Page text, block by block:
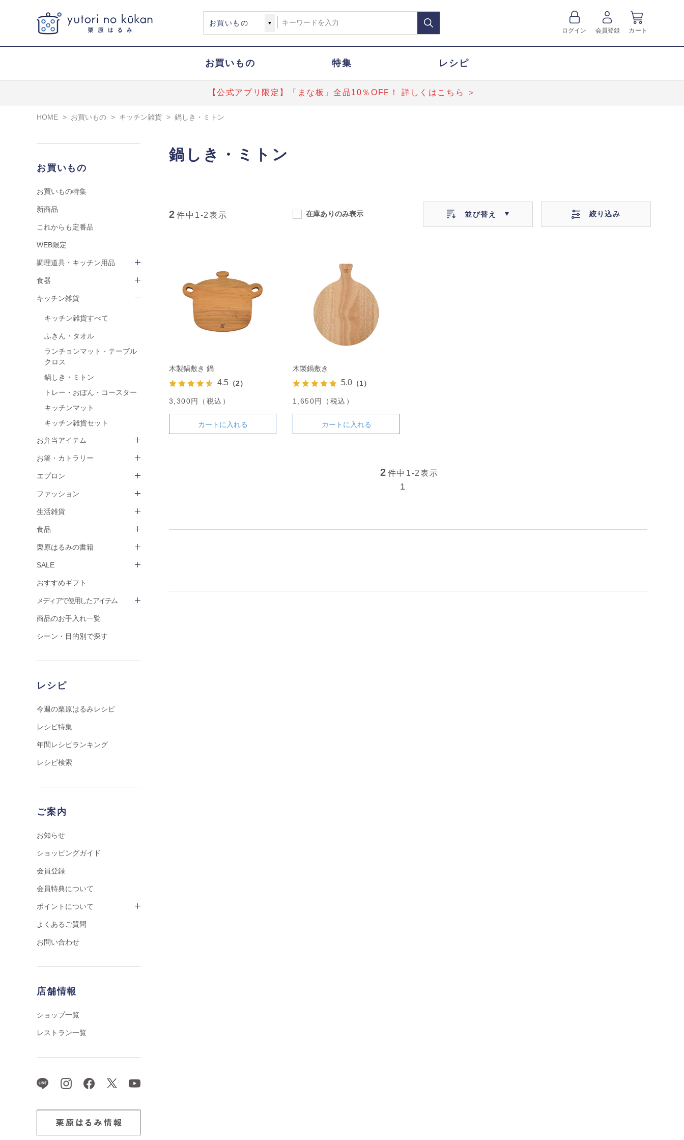
ログイン 会員登録 カート
お買いもの 特集 レシピ
【公式アプリ限定】「まな板」全品10％OFF！ 詳しくはこちら ＞
HOME > お買いもの > キッチン雑貨 > 鍋しき・ミトン
お買いもの
お買いもの特集
新商品
これからも定番品
WEB限定
調理道具・キッチン用品
食器
キッチン雑貨
キッチン雑貨すべて
ふきん・タオル
ランチョンマット・テーブル
クロス
鍋しき・ミトン
トレー・おぼん・コースター
キッチンマット
キッチン雑貨セット
お弁当アイテム
お箸・カトラリー
エプロン
ファッション
生活雑貨
食品
栗原はるみの書籍
SALE
おすすめギフト
メディアで使用したアイテム
商品のお手入れ一覧
シーン・目的別で探す
レシピ
今週の栗原はるみレシピ
レシピ特集
年間レシピランキング
レシピ検索
ご案内
お知らせ
ショッピングガイド
会員登録
会員特典について
ポイントについて
よくあるご質問
お問い合わせ
店舗情報
ショップ一覧
レストラン一覧
鍋しき・ミトン
2 件中 1-2表示 在庫ありのみ表示 並び替え 絞り込み
木製鍋敷き 鍋
4.5 （2）
3,300円（税込）
カートに入れる
木製鍋敷き
5.0 （1）
1,650円（税込）
カートに入れる
2 件中 1-2表示
1